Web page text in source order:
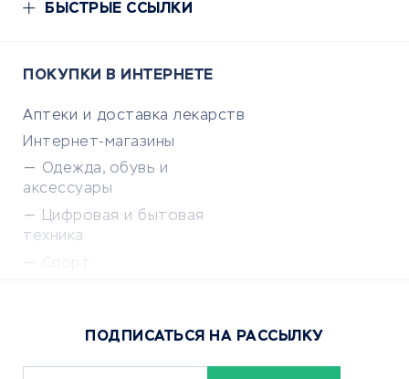
БЫСТРЫЕ ССЫЛКИ
ПОКУПКИ В ИНТЕРНЕТЕ
Аптеки и доставка лекарств
Интернет-магазины
Одежда, обувь и
аксессуары
Цифровая и бытовая
техника
Сервисы доставки
ПОДПИСАТЬСЯ НА РАССЫЛКУ